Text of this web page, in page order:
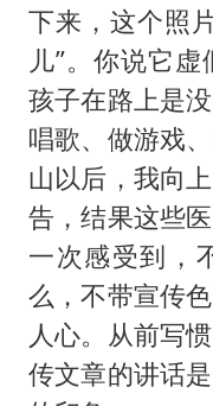
下来，这个照
儿”。你说它
孩子在路上是
唱歌、做游戏
山以后，我向
告，结果这些
一次感受到，
么，不带宣传
人心。从前写
传文章的讲话